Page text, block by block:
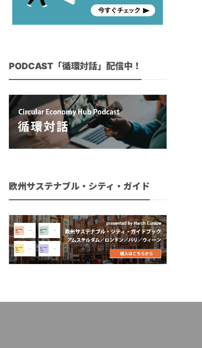
PODCAST「循環対話」配信中！
欧州サステナブル・シティ・ガイド